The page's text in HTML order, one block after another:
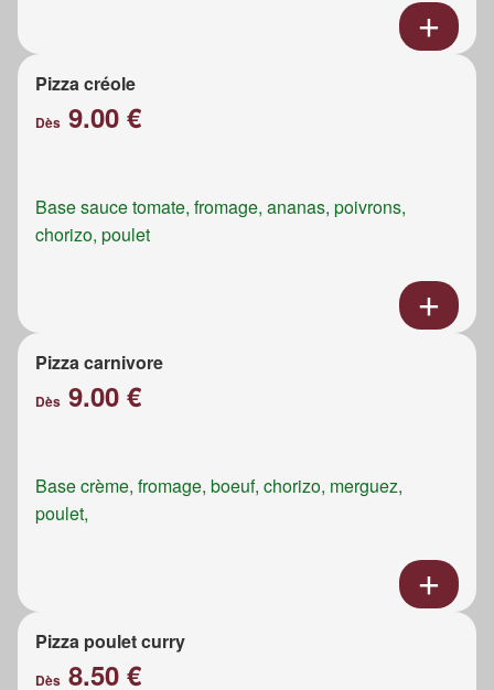
Pizza créole
Dès 9.00 €
Base sauce tomate, fromage, ananas, poivrons,
chorizo, poulet
Pizza carnivore
Dès 9.00 €
Base crème, fromage, boeuf, chorizo, merguez,
poulet,
Pizza poulet curry
Dès 8.50 €